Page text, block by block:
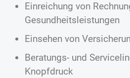
Einreichung von
Gesundheitsleistungen
Einsehen von
Beratungs- und
Knopfdruck